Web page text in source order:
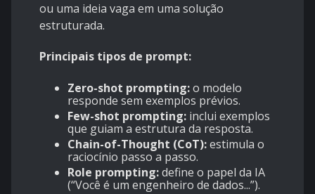
ou uma ideia vaga em uma solução
estruturada.
Principais tipos de prompt:
Zero-shot prompting:o modelo
responde sem exemplos prévios.
Few-shot prompting: inclui exemplos
que guiam a estrutura da resposta.
Chain-of-Thought (CoT):estimula o
raciocínio passo a passo.
Role prompting:define o papel da IA
(“Você é um engenheiro de dados...”).